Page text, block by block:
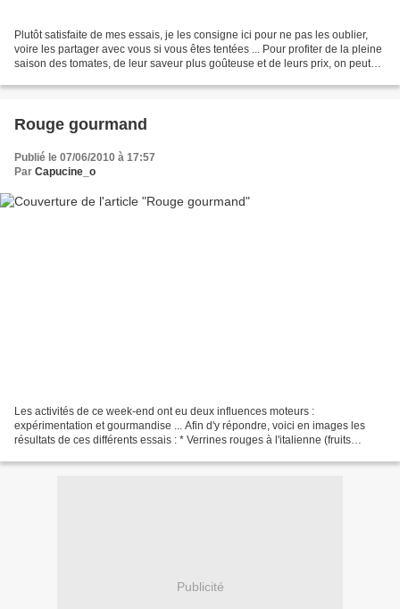
Plutôt satisfaite de mes essais, je les consigne ici pour ne pas les oublier,
voire les partager avec vous si vous êtes tentées ... Pour profiter de la pleine
saison des tomates, de leur saveur plus goûteuse et de leurs prix, on peut
Rouge gourmand
Publié le 07/06/2010 à 17:57
Par Capucine_o
Les activités de ce week-end ont eu deux influences moteurs :
expérimentation et gourmandise ... Afin d'y répondre, voici en images les
résultats de ces différents essais : * Verrines rouges à l'italienne (fruits
Publicité